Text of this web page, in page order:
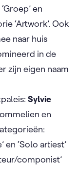
en
‘Artwork’. Ook
naar huis
in de
zijn eigen naam
Sylvie
en
en ‘Solo artiest’
componist’